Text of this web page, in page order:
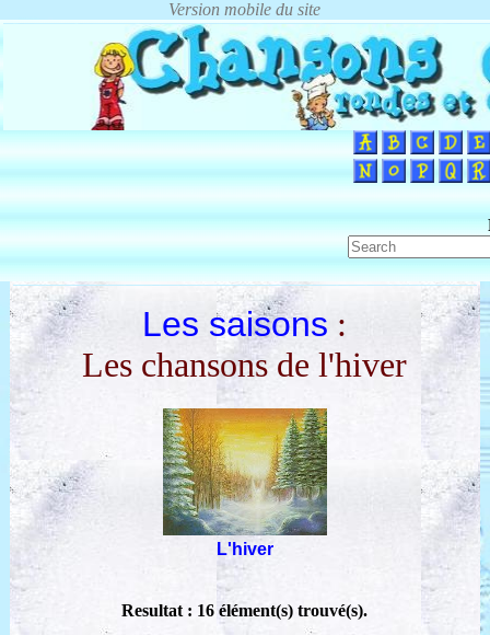
Les saisons :
Les chansons de l'hiver
L'hiver
Resultat : 16 élément(s) trouvé(s).